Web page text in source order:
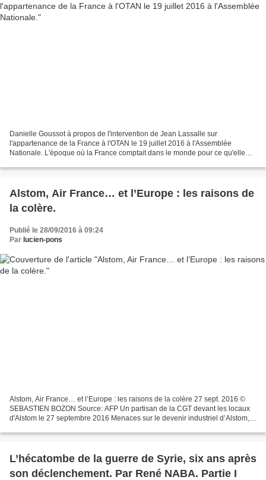
Danielle Goussot à propos de l'intervention de Jean Lassalle sur
l'appartenance de la France à l'OTAN le 19 juillet 2016 à l'Assemblée
Nationale. L'époque où la France comptait dans le monde pour ce qu'elle
Alstom, Air France… et l’Europe : les raisons de
la colère.
Publié le 28/09/2016 à 09:24
Par lucien-pons
Alstom, Air France… et l’Europe : les raisons de la colère 27 sept. 2016 ©
SEBASTIEN BOZON Source: AFP Un partisan de la CGT devant les locaux
d'Alstom le 27 septembre 2016 Menaces sur le devenir industriel d’Alstom,
L’hécatombe de la guerre de Syrie, six ans après
son déclenchement. Par René NABA. Partie I